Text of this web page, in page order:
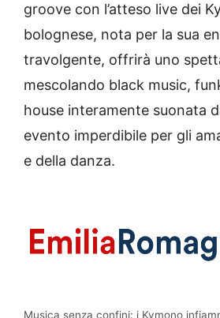
groove con l’atteso live dei
bolognese, nota per la sua
travolgente, offrirà uno
mescolando black music,
house interamente suonata
evento imperdibile per gli
e della danza.
Musica senza confini: i Kymono